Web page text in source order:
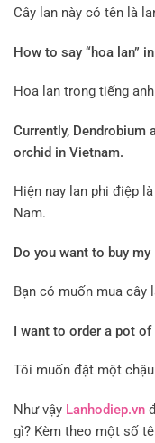
Cây lan này có tên là
How to say “hoa lan”
Hoa lan trong tiếng
Currently,
orchid in Vietnam.
Hiện nay lan phi điệp
Nam.
Do you want to buy
Bạn có muốn mua cây
I want to order a pot of
Tôi muốn đặt một
Như vậy Lanhodiep.vn
gì? Kèm theo một số